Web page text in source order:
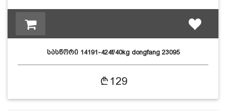
სასწორი 14191-424f/40kg dongfang 23095
129